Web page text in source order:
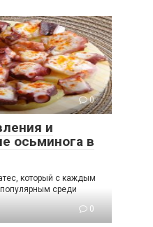
0
и
осьминога в
который с каждым
среди
0